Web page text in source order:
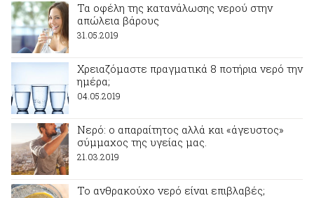
Τα οφέλη της κατανάλωσης νερού στην
απώλεια βάρους
31.05.2019
Χρειαζόμαστε πραγματικά 8 ποτήρια νερό την
ημέρα;
04.05.2019
Νερό: ο απαραίτητος αλλά και «άγευστος»
σύμμαχος της υγείας μας.
21.03.2019
Το ανθρακούχο νερό είναι επιβλαβές;